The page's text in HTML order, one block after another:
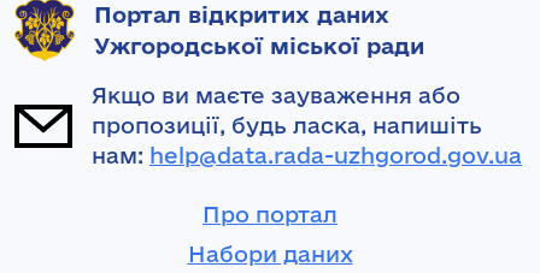
Портал відкритих даних
Ужгородської міської ради
Якщо ви маєте зауваження або
пропозиції, будь ласка, напишіть
нам: help@data.rada-uzhgorod.gov.ua
Про портал
Набори даних